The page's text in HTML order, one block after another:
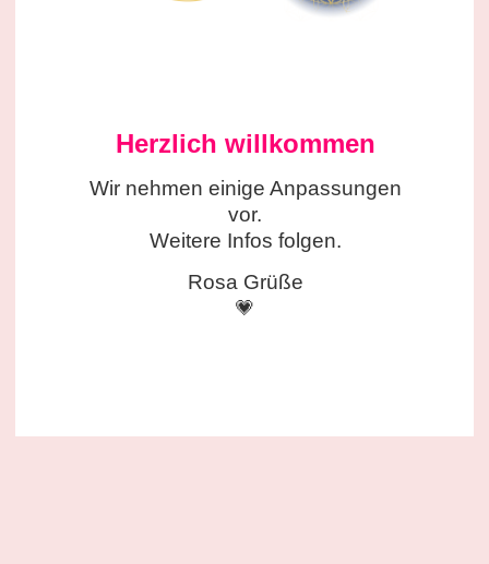
Herzlich willkommen
Wir nehmen einige Anpassungen
vor.
Weitere Infos folgen.
Rosa Grüße
💗